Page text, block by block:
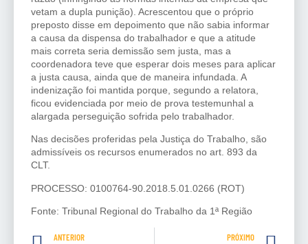
vetam a dupla punição). Acrescentou que o próprio
preposto disse em depoimento que não sabia informar
a causa da dispensa do trabalhador e que a atitude
mais correta seria demissão sem justa, mas a
coordenadora teve que esperar dois meses para aplicar
a justa causa, ainda que de maneira infundada. A
indenização foi mantida porque, segundo a relatora,
ficou evidenciada por meio de prova testemunhal a
alargada perseguição sofrida pelo trabalhador.
Nas decisões proferidas pela Justiça do Trabalho, são
admissíveis os recursos enumerados no art. 893 da
CLT.
PROCESSO: 0100764-90.2018.5.01.0266 (ROT)
Fonte: Tribunal Regional do Trabalho da 1ª Região
ANTERIOR PRÓXIMO